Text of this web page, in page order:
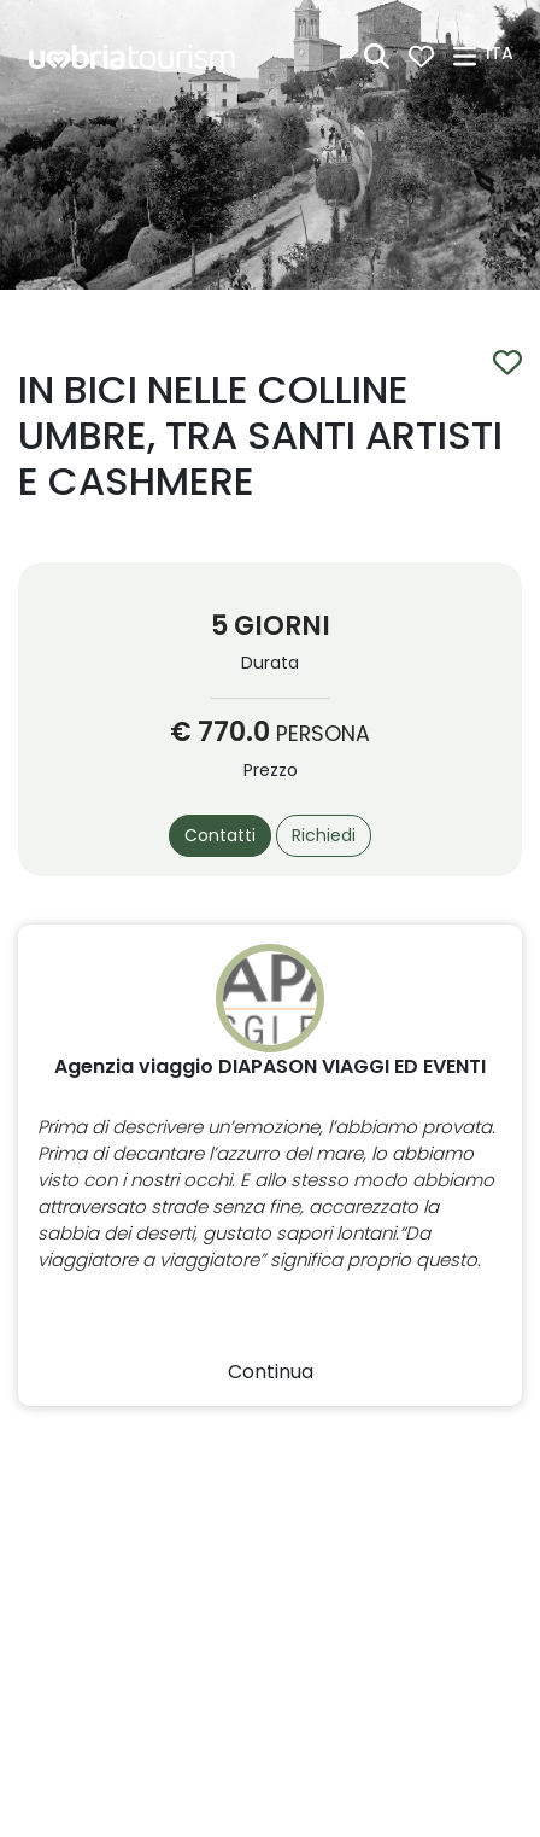
Skip to Main Content
ITA
IN BICI NELLE COLLINE
UMBRE, TRA SANTI ARTISTI
E CASHMERE
5 GIORNI
Durata
€ 770.0 PERSONA
Prezzo
Contatti Richiedi
Agenzia viaggio DIAPASON VIAGGI ED EVENTI
Prima di descrivere un’emozione, l’abbiamo provata.
Prima di decantare l’azzurro del mare, lo abbiamo
visto con i nostri occhi. E allo stesso modo abbiamo
attraversato strade senza fine, accarezzato la
sabbia dei deserti, gustato sapori lontani.“Da
viaggiatore a viaggiatore” significa proprio questo.
Continua